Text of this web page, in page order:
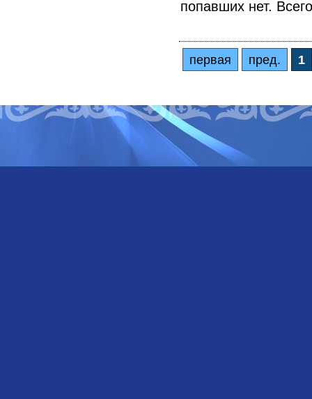
попавших нет.
первая пред. 1